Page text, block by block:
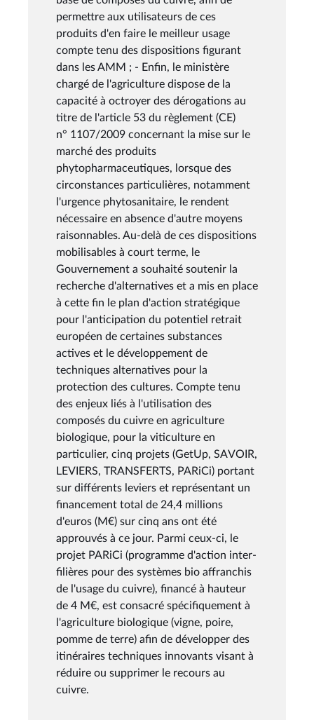
permettre aux utilisateurs de ces
produits d'en faire le meilleur usage
compte tenu des dispositions figurant
dans les AMM ; - Enfin, le ministère
chargé de l'agriculture dispose de la
capacité à octroyer des dérogations au
titre de l'article 53 du règlement (CE)
n° 1107/2009 concernant la mise sur le
marché des produits
phytopharmaceutiques, lorsque des
circonstances particulières, notamment
l'urgence phytosanitaire, le rendent
nécessaire en absence d'autre moyens
raisonnables. Au-delà de ces dispositions
mobilisables à court terme, le
Gouvernement a souhaité soutenir la
recherche d'alternatives et a mis en place
à cette fin le plan d'action stratégique
pour l'anticipation du potentiel retrait
européen de certaines substances
actives et le développement de
techniques alternatives pour la
protection des cultures. Compte tenu
des enjeux liés à l'utilisation des
composés du cuivre en agriculture
biologique, pour la viticulture en
particulier, cinq projets (GetUp, SAVOIR,
LEVIERS, TRANSFERTS, PARiCi) portant
sur différents leviers et représentant un
financement total de 24,4 millions
d'euros (M€) sur cinq ans ont été
approuvés à ce jour. Parmi ceux-ci, le
projet PARiCi (programme d'action inter-
filières pour des systèmes bio affranchis
de l'usage du cuivre), financé à hauteur
de 4 M€, est consacré spécifiquement à
l'agriculture biologique (vigne, poire,
pomme de terre) afin de développer des
itinéraires techniques innovants visant à
réduire ou supprimer le recours au
cuivre.